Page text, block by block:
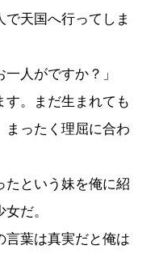
天国へ行ってしま
人がですか？」
す。まだ生まれても
まったく理屈に合わ
という妹を俺に紹
だ。
葉は真実だと俺は